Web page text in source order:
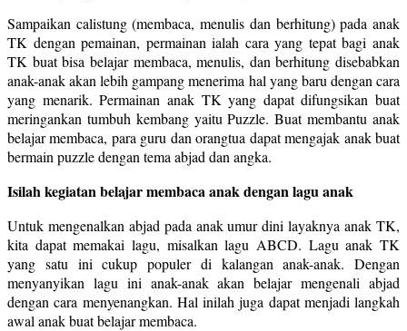
Sampaikan calistung (membaca, menulis dan berhitung) pada anak
TK dengan pemainan, permainan ialah cara yang tepat bagi anak
TK buat bisa belajar membaca, menulis, dan berhitung disebabkan
anak-anak akan lebih gampang menerima hal yang baru dengan cara
yang menarik. Permainan anak TK yang dapat difungsikan buat
meringankan tumbuh kembang yaitu Puzzle. Buat membantu anak
belajar membaca, para guru dan orangtua dapat mengajak anak buat
bermain puzzle dengan tema abjad dan angka.
Isilah kegiatan belajar membaca anak dengan lagu anak
Untuk mengenalkan abjad pada anak umur dini layaknya anak TK,
kita dapat memakai lagu, misalkan lagu ABCD. Lagu anak TK
yang satu ini cukup populer di kalangan anak-anak. Dengan
menyanyikan lagu ini anak-anak akan belajar mengenali abjad
dengan cara menyenangkan. Hal inilah juga dapat menjadi langkah
awal anak buat belajar membaca.